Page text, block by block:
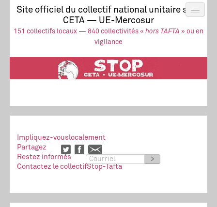
Site officiel du collectif national unitaire stop
CETA — UE-Mercosur
151 collectifs locaux — 840 collectivités « hors TAFTA » ou en
vigilance
Actus
UE-Mercosur
Stop à l’impunité !
TAFTA
CETA
Collectif
Impliquez-vouslocalement
Partagez
Restez informés
>
Contactez le collectifStop-Tafta